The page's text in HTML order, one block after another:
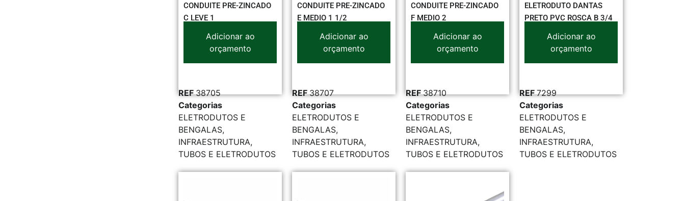
CONDUITE PRE-ZINCADO
C LEVE 1
Adicionar ao
orçamento
REF38705
Categorias
ELETRODUTOS E
BENGALAS,
INFRAESTRUTURA,
TUBOS E ELETRODUTOS
CONDUITE PRE-ZINCADO
E MEDIO 1 1/2
Adicionar ao
orçamento
REF38707
Categorias
ELETRODUTOS E
BENGALAS,
INFRAESTRUTURA,
TUBOS E ELETRODUTOS
CONDUITE PRE-ZINCADO
F MEDIO 2
Adicionar ao
orçamento
REF38710
Categorias
ELETRODUTOS E
BENGALAS,
INFRAESTRUTURA,
TUBOS E ELETRODUTOS
ELETRODUTO DANTAS
PRETO PVC ROSCA B 3/4
Adicionar ao
orçamento
REF7299
Categorias
ELETRODUTOS E
BENGALAS,
INFRAESTRUTURA,
TUBOS E ELETRODUTOS